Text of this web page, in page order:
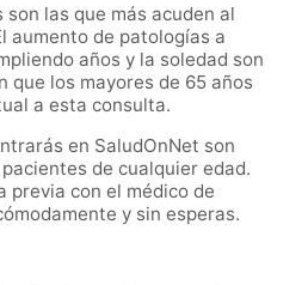
las que más acuden al
aumento de patologías a
años y la soledad son
que los mayores de 65 años
a esta consulta.
en SaludOnNet son
de cualquier edad.
previa con el médico de
y sin esperas.